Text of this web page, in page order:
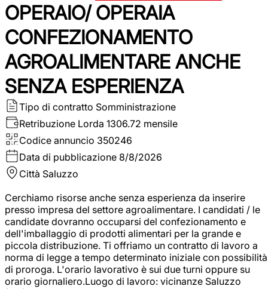
OPERAIO/ OPERAIA
CONFEZIONAMENTO
AGROALIMENTARE ANCHE
SENZA ESPERIENZA
Tipo di contratto Somministrazione
Retribuzione Lorda 1306.72 mensile
Codice annuncio 350246
Data di pubblicazione 8/8/2026
Città Saluzzo
Cerchiamo risorse anche senza esperienza da inserire
presso impresa del settore agroalimentare. I candidati / le
candidate dovranno occuparsi del confezionamento e
dell'imballaggio di prodotti alimentari per la grande e
piccola distribuzione. Ti offriamo un contratto di lavoro a
norma di legge a tempo determinato iniziale con possibilità
di proroga. L'orario lavorativo è sui due turni oppure su
orario giornaliero.Luogo di lavoro: vicinanze Saluzzo